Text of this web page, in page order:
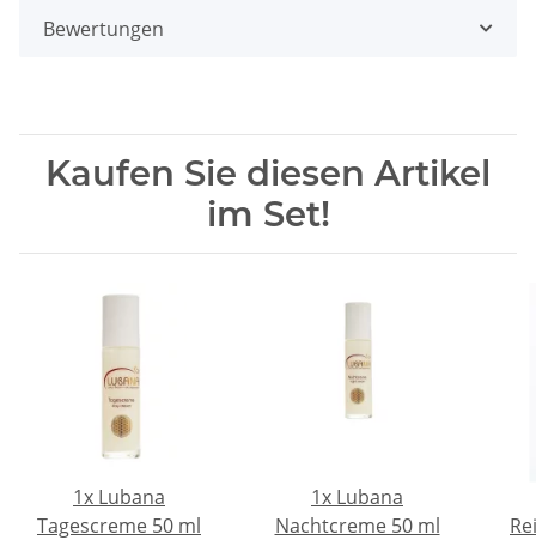
Bewertungen
Kaufen Sie diesen Artikel
im Set!
1x Lubana
Tagescreme 50 ml
1x Lubana
Nachtcreme 50 ml